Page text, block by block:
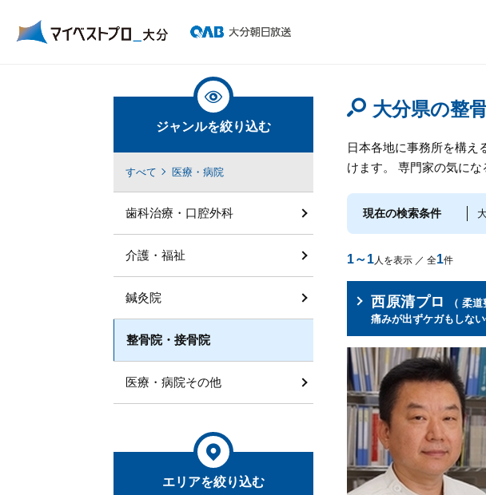
大分県の整
日本各地に事務所を構え
けます。 専門家の気に
現在の検索条件
1～1人を表示 ／ 全1件
西原清プロ
（ 柔
痛みが出ずケガもしな
ジャンルを絞り込む
すべて 医療・病院
歯科治療・口腔外科
介護・福祉
鍼灸院
整骨院・接骨院
医療・病院その他
エリアを絞り込む